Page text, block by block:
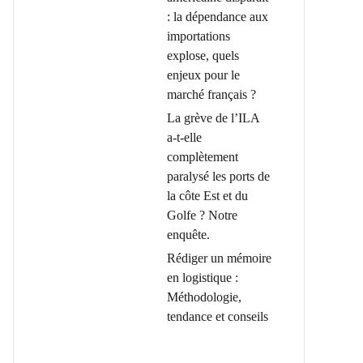
: la dépendance aux
importations
explose, quels
enjeux pour le
marché français ?
La grève de l’ILA
a-t-elle
complètement
paralysé les ports de
la côte Est et du
Golfe ? Notre
enquête.
Rédiger un mémoire
en logistique :
Méthodologie,
tendance et conseils